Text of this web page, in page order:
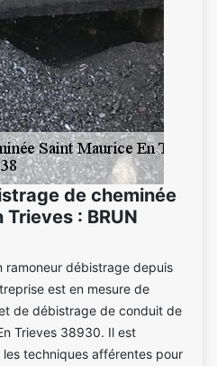
de cheminée
: BRUN
ramoneur débistrage depuis
est en mesure de
de débistrage de conduit de
Trieves 38930. Il est
techniques afférentes pour